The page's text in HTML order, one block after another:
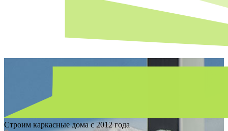
Строим каркасные дома с 2012 года